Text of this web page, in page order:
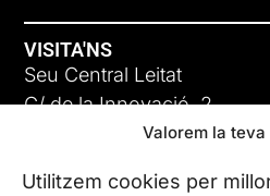
Valorem la
Utilitzem cookies per
VISITA'NS
Seu Central Leitat
C/ de la Innovació, 2
08225 Terrassa,
Coneix les nostres seus